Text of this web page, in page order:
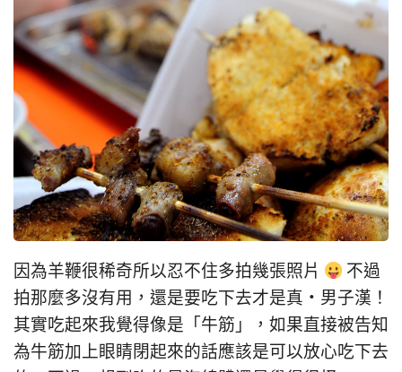
因為羊鞭很稀奇所以忍不住多拍幾張照片
不過
拍那麼多沒有用，還是要吃下去才是真‧男子漢！
其實吃起來我覺得像是「牛筋」，如果直接被告知
為牛筋加上眼睛閉起來的話應該是可以放心吃下去